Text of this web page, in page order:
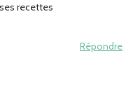
recettes
Répondre